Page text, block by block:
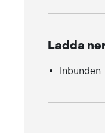
Ladda
Inbunden